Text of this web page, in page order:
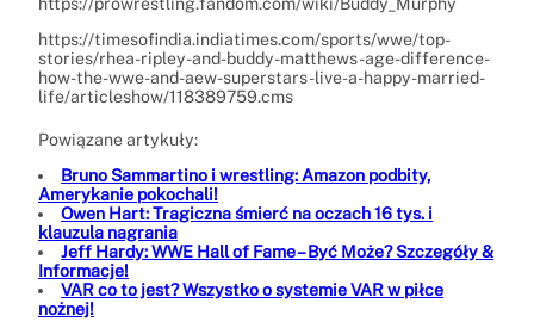
https://timesofindia.indiatimes.com/sports/wwe/top-
stories/rhea-ripley-and-buddy-matthews-age-difference-
how-the-wwe-and-aew-superstars-live-a-happy-married-
life/articleshow/118389759.cms
Powiązane artykuły:
Bruno Sammartino i wrestling: Amazon podbity,
Amerykanie pokochali!
Owen Hart: Tragiczna śmierć na oczach 16 tys. i
klauzula nagrania
Jeff Hardy: WWE Hall of Fame – Być Może? Szczegóły &
Informacje!
VAR co to jest? Wszystko o systemie VAR w piłce
nożnej!